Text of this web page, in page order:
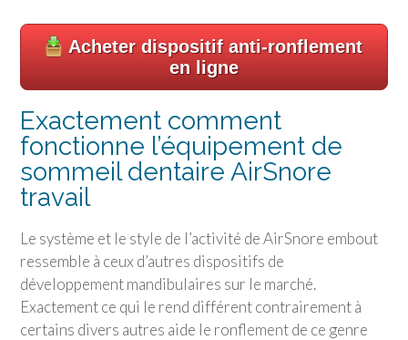
Acheter dispositif anti-ronflement
en ligne
Exactement comment
fonctionne l’équipement de
sommeil dentaire AirSnore
travail
Le système et le style de l’activité de AirSnore embout
ressemble à ceux d’autres dispositifs de
développement mandibulaires sur le marché.
Exactement ce qui le rend différent contrairement à
certains divers autres aide le ronflement de ce genre